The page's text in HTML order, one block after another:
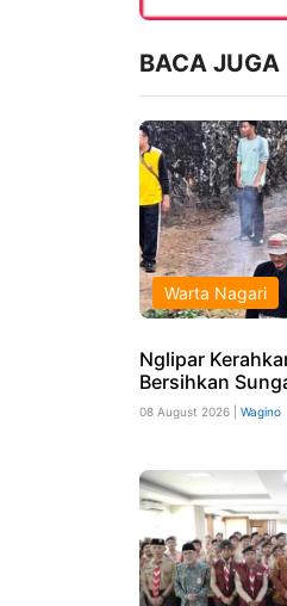
BACA JUGA
Warta Nagari
Nglipar
Bersihkan
08 August 2026 | Wagino